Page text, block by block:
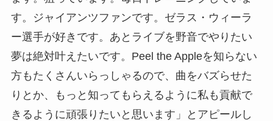
す。ジャイアンツファンです。ゼラス・ウィーラ
ー選手が好きです。あとライブを野音でやりたい
夢は絶対叶えたいです。Peel the Appleを知らない
方もたくさんいらっしゃるので、曲をバズらせた
りとか、もっと知ってもらえるように私も貢献で
きるように頑張りたいと思います」とアピールし